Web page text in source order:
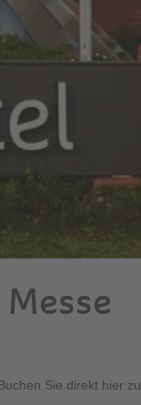
Sie direkt hier zu